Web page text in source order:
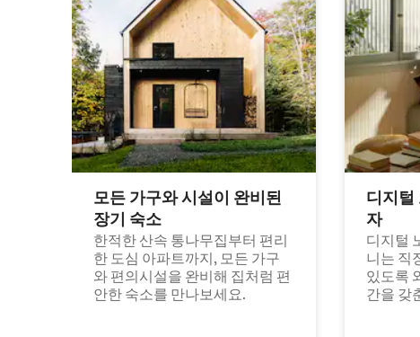
모든 가구와 시설이 완비된
장기 숙소
한적한 산속 통나무집부터 편리
한 도심 아파트까지, 모든 가구
와 편의시설을 완비해 집처럼 편
안한 숙소를 만나보세요.
디지털
자
디지털
니는 직
있도록
간을 갖